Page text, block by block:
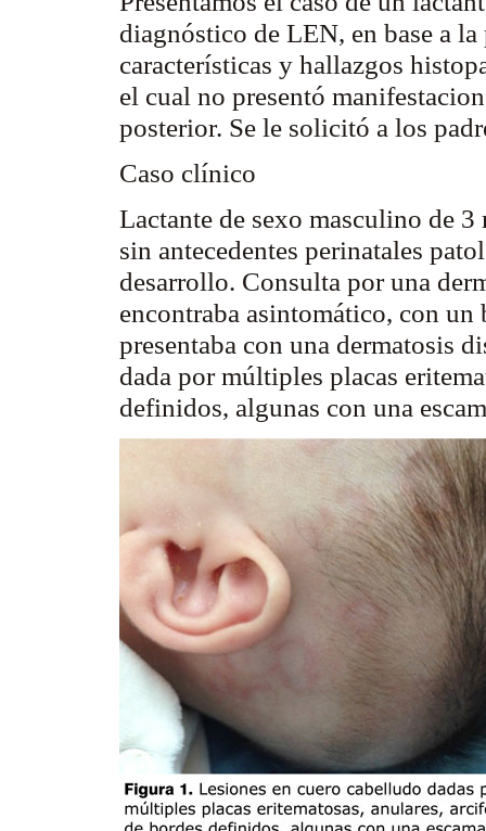
diagnóstico de LEN, en base a
características y hallazgos
el cual no presentó
posterior. Se le solicitó a los
Caso clínico
Lactante de sexo masculino de 3
sin antecedentes perinatales
desarrollo. Consulta por una
encontraba asintomático, con
presentaba con una dermatosis
dada por múltiples placas
definidos, algunas con una